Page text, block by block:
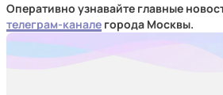
Оперативно узнавайте главные
телеграм-канале города Москвы.